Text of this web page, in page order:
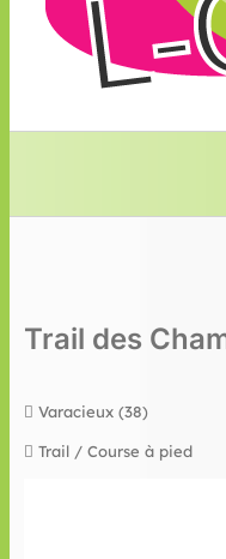
Trail des
Varacieux (38)
Trail / Course à pied